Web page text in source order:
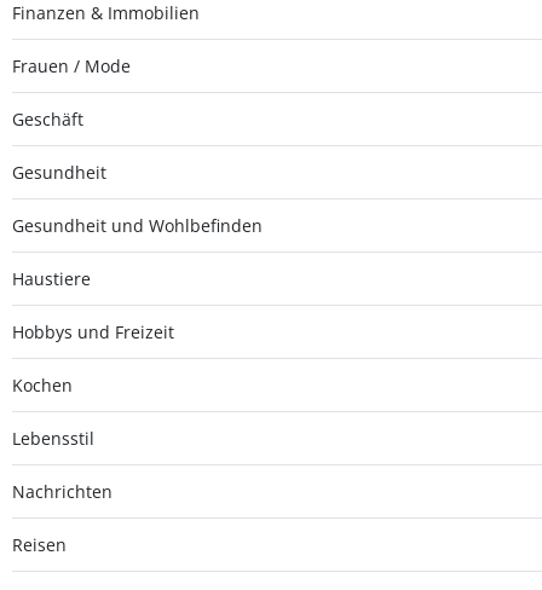
Finanzen & Immobilien
Frauen / Mode
Geschäft
Gesundheit
Gesundheit und Wohlbefinden
Haustiere
Hobbys und Freizeit
Kochen
Lebensstil
Nachrichten
Reisen